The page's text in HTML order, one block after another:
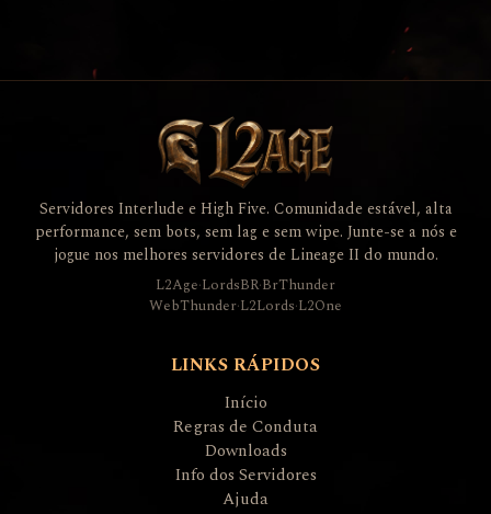
Servidores Interlude e High Five. Comunidade estável, alta
performance, sem bots, sem lag e sem wipe. Junte-se a nós e
jogue nos melhores servidores de Lineage II do mundo.
L2Age·LordsBR·BrThunder
WebThunder·L2Lords·L2One
LINKS RÁPIDOS
Início
Regras de Conduta
Downloads
Info dos Servidores
Ajuda